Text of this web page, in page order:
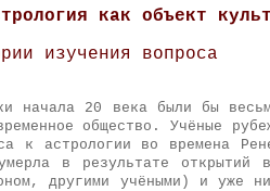
как объект
изучения вопроса
начала 20 века были бы
общество. Учёные
к астрологии во времена
в результате
другими учёными) и уже